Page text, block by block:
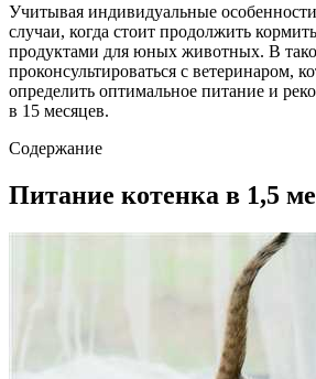
Учитывая индивидуальные
случаи, когда стоит продолжить
продуктами для юных животных. В
проконсультироваться с ветеринаром,
определить оптимальное питание и
в 15 месяцев.
Содержание
Питание котенка в 1,5